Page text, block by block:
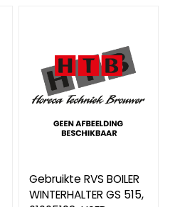
Gebruikte RVS BOILER
WINTERHALTER GS 515,